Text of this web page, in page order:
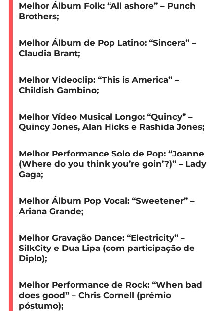
Melhor Álbum Folk: “All ashore” – Punch
Brothers;
Melhor Álbum de Pop Latino: “Sincera” –
Claudia Brant;
Melhor Videoclip: “This is America” –
Childish Gambino;
Melhor Vídeo Musical Longo: “Quincy” –
Quincy Jones, Alan Hicks e Rashida Jones;
Melhor Performance Solo de Pop: “Joanne
(Where do you think you’re goin’?)” – Lady
Gaga;
Melhor Álbum Pop Vocal: “Sweetener” –
Ariana Grande;
Melhor Gravação Dance: “Electricity” –
SilkCity e Dua Lipa (com participação de
Diplo);
Melhor Performance de Rock: “When bad
does good” – Chris Cornell (prémio
póstumo);